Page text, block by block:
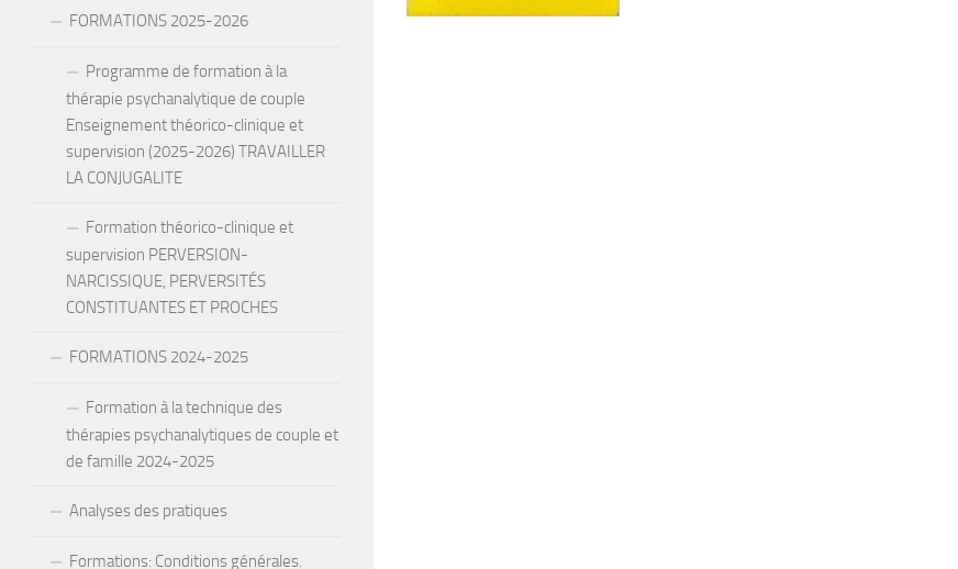
FORMATIONS 2025-2026
Programme de formation à la
thérapie psychanalytique de couple
Enseignement théorico-clinique et
supervision (2025-2026) TRAVAILLER
LA CONJUGALITE
Formation théorico-clinique et
supervision PERVERSION-
NARCISSIQUE, PERVERSITÉS
CONSTITUANTES ET PROCHES
FORMATIONS 2024-2025
Formation à la technique des
thérapies psychanalytiques de couple et
de famille 2024-2025
Analyses des pratiques
Formations: Conditions générales.